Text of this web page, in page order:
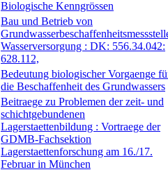
Biologische Kenngrössen
Bau und Betrieb von
Wasserversorgung : DK: 556.34.042:
628.112,
Bedeutung biologischer Vorgaenge
die Beschaffenheit des Grundwassers
Beitraege zu Problemen der zeit- und
schichtgebundenen
Lagerstaettenbildung : Vortraege der
GDMB-Fachsektion
Lagerstaettenforschung am 16./17.
Februar in München